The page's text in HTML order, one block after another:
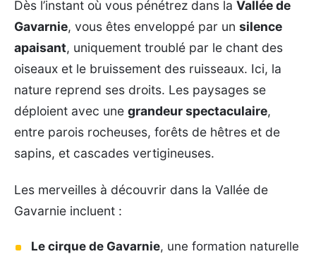
Dès l’instant où vous pénétrez dans la Vallée de
Gavarnie, vous êtes enveloppé par un silence
apaisant, uniquement troublé par le chant des
oiseaux et le bruissement des ruisseaux. Ici, la
nature reprend ses droits. Les paysages se
déploient avec une grandeur spectaculaire,
entre parois rocheuses, forêts de hêtres et de
sapins, et cascades vertigineuses.
Les merveilles à découvrir dans la Vallée de
Gavarnie incluent :
Le cirque de Gavarnie, une formation naturelle